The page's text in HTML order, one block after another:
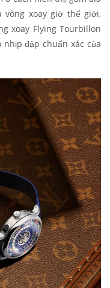
xoay giờ thế giới,
xoay Flying Tourbillon
đập chuẩn xác của